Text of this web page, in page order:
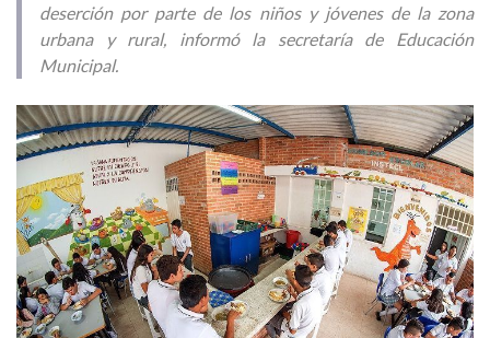
deserción por parte de los niños y jóvenes de la zona
urbana y rural, informó la secretaría de Educación
Municipal.